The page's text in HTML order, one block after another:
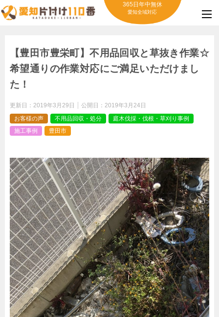
365日年中無休
愛知全域対応
【豊田市豊栄町】不用品回収と草抜き作業☆
希望通りの作業対応にご満足いただけまし
た！
更新日： 2019年3月29日 公開日： 2019年3月24日
お客様の声
不用品回収・処分
庭木伐採・伐根・草刈り事例
施工事例
豊田市